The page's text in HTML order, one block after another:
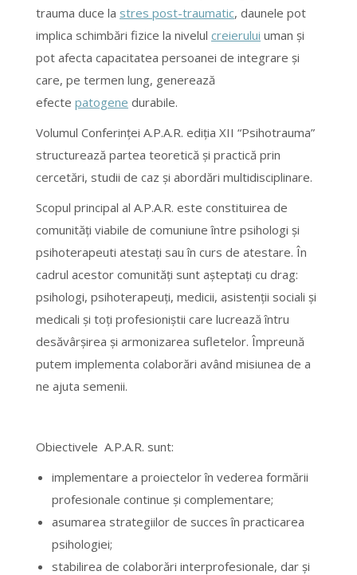
trauma duce la stres post-traumatic, daunele pot
implica schimbări fizice la nivelul creierului uman și
pot afecta capacitatea persoanei de integrare și
care, pe termen lung, generează
efecte patogene durabile.
Volumul Conferinței A.P.A.R. ediția XII “Psihotrauma”
structurează partea teoretică și practică prin
cercetări, studii de caz și abordări multidisciplinare.
Scopul principal al A.P.A.R. este constituirea de
comunități viabile de comuniune între psihologi și
psihoterapeuti atestați sau în curs de atestare. În
cadrul acestor comunități sunt așteptați cu drag:
psihologi, psihoterapeuți, medicii, asistenții sociali și
medicali și toți profesioniştii care lucrează întru
desăvârșirea și armonizarea sufletelor. Împreună
putem implementa colaborări având misiunea de a
ne ajuta semenii.
Obiectivele A.P.A.R. sunt:
implementare a proiectelor în vederea formării
profesionale continue și complementare;
asumarea strategiilor de succes în practicarea
psihologiei;
stabilirea de colaborări interprofesionale, dar și